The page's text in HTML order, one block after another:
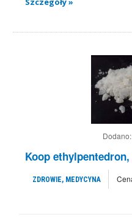
Dodano:
Koop
ZDROWIE, MEDYCYNA